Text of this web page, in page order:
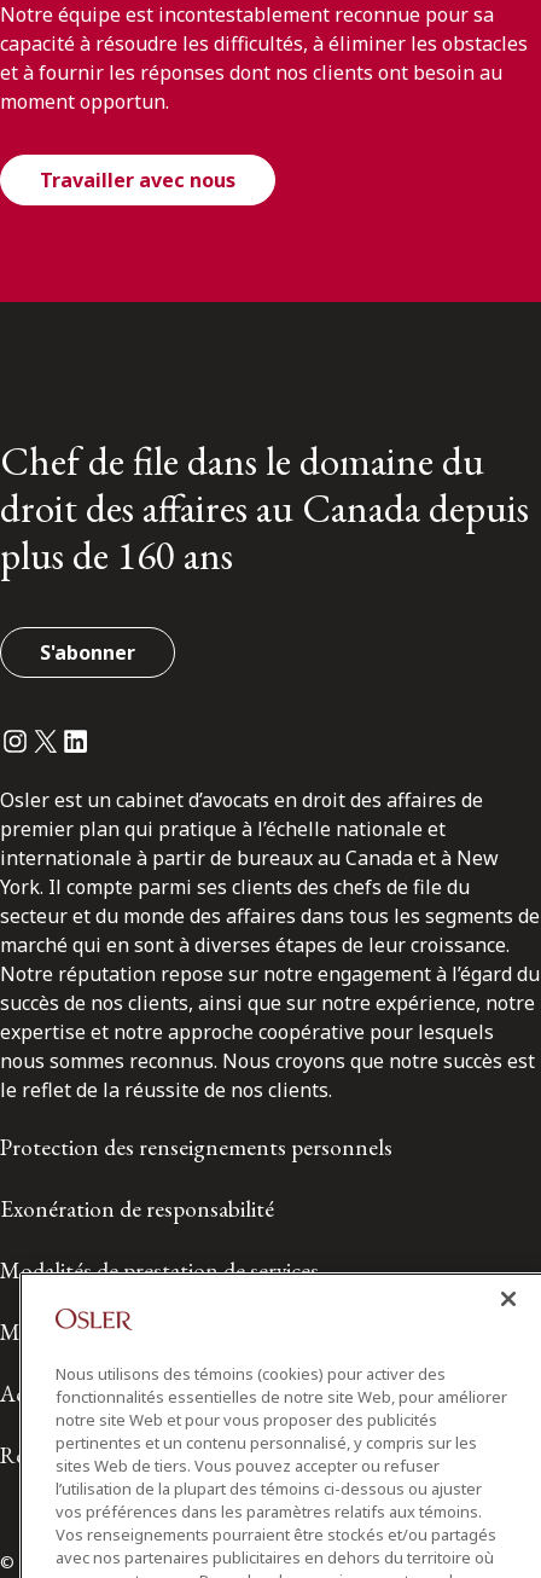
Notre équipe est incontestablement reconnue pour sa
capacité à résoudre les difficultés, à éliminer les obstacles
et à fournir les réponses dont nos clients ont besoin au
moment opportun.
Travailler avec nous
Chef de file dans le domaine du
droit des affaires au Canada depuis
plus de 160 ans
S'abonner
Instagram
Twitter
LinkedIn
Osler est un cabinet d’avocats en droit des affaires de
premier plan qui pratique à l’échelle nationale et
internationale à partir de bureaux au Canada et à New
York. Il compte parmi ses clients des chefs de file du
secteur et du monde des affaires dans tous les segments de
marché qui en sont à diverses étapes de leur croissance.
Notre réputation repose sur notre engagement à l’égard du
succès de nos clients, ainsi que sur notre expérience, notre
expertise et notre approche coopérative pour lesquels
nous sommes reconnus. Nous croyons que notre succès est
le reflet de la réussite de nos clients.
Protection des renseignements personnels
Exonération de responsabilité
Modalités de prestation de services
Modalités d'utilisation
Accessibilité
Relations avec les médias
© 2026 Osler, Hoskin & Harcourt S.E.N.C.R.L./s.r.l.
Nous utilisons des témoins (cookies) pour activer des
fonctionnalités essentielles de notre site Web, pour améliorer
notre site Web et pour vous proposer des publicités
pertinentes et un contenu personnalisé, y compris sur les
sites Web de tiers. Vous pouvez accepter ou refuser
l’utilisation de la plupart des témoins ci-dessous ou ajuster
vos préférences dans les paramètres relatifs aux témoins.
Vos renseignements pourraient être stockés et/ou partagés
avec nos partenaires publicitaires en dehors du territoire où